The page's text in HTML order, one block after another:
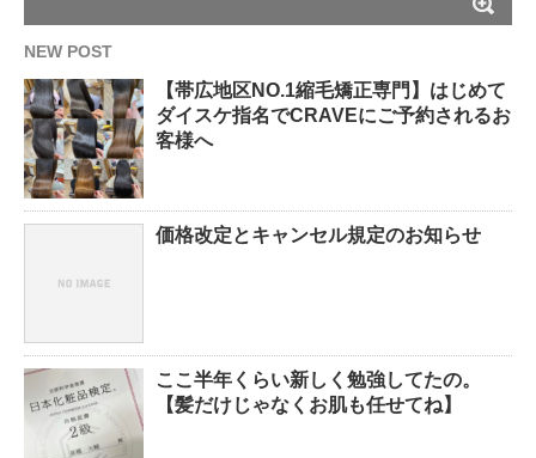
NEW POST
【帯広地区NO.1縮毛矯正専門】はじめて
ダイスケ指名でCRAVEにご予約されるお
客様へ
価格改定とキャンセル規定のお知らせ
ここ半年くらい新しく勉強してたの。
【髪だけじゃなくお肌も任せてね】